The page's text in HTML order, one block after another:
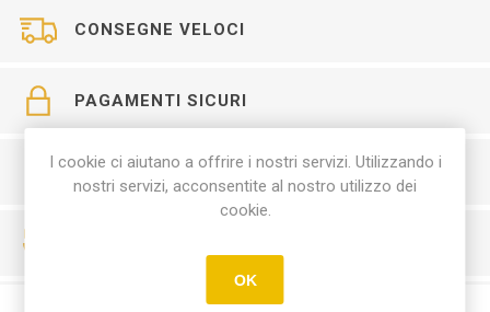
CONSEGNE VELOCI
PAGAMENTI SICURI
SERVIZIO CLIENTI
I cookie ci aiutano a offrire i nostri servizi. Utilizzando i
nostri servizi, acconsentite al nostro utilizzo dei
cookie.
OK